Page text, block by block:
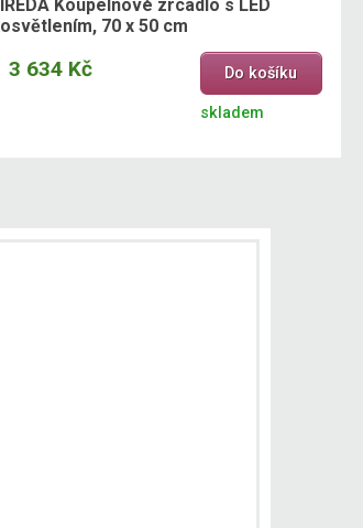
IREDA Koupelnové zrcadlo s LED
osvětlením, 70 x 50 cm
3 634 Kč Do košíku
skladem